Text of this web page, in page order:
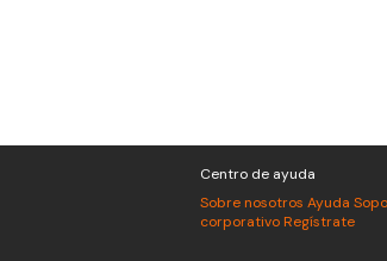
Centro de ayuda
Sobre nosotros Ayuda
corporativo Regístrate